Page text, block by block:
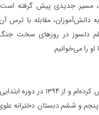
مسیر جدیدی پیش گرفته است.
دانش‌آموزان، مقابله با ترس
دلسوز در روزهای سخت
را می‌خوانیم.
تقریباً از ۱۳۸۶ در مناطق مختلف